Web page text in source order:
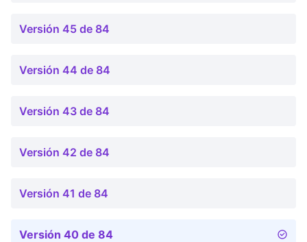
Versión 45 de 84
Versión 44 de 84
Versión 43 de 84
Versión 42 de 84
Versión 41 de 84
Versión 40 de 84